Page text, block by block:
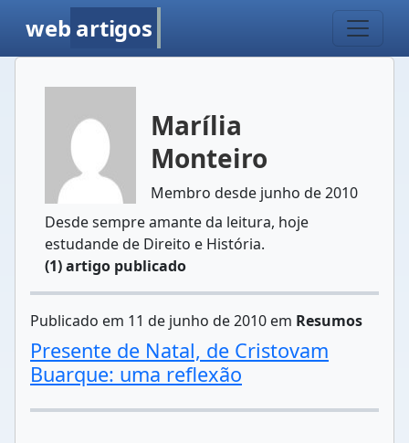
web artigos
Marília
Monteiro
Membro desde junho de 2010
Desde sempre amante da leitura, hoje
estudande de Direito e História.
(1) artigo publicado
Publicado em 11 de junho de 2010 em Resumos
Presente de Natal, de Cristovam
Buarque: uma reflexão